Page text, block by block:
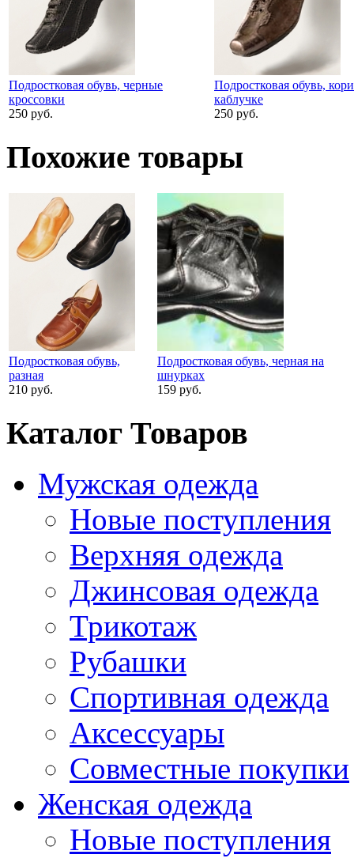
Подростковая обувь, черные
кроссовки
250 руб.
Подростковая обувь,
каблучке
250 руб.
Похожие товары
Подростковая обувь,
разная
210 руб.
Подростковая обувь, черная на
шнурках
159 руб.
Каталог Товаров
Мужская одежда
Новые поступления
Верхняя одежда
Джинсовая одежда
Трикотаж
Рубашки
Спортивная одежда
Аксессуары
Совместные покупки
Женская одежда
Новые поступления